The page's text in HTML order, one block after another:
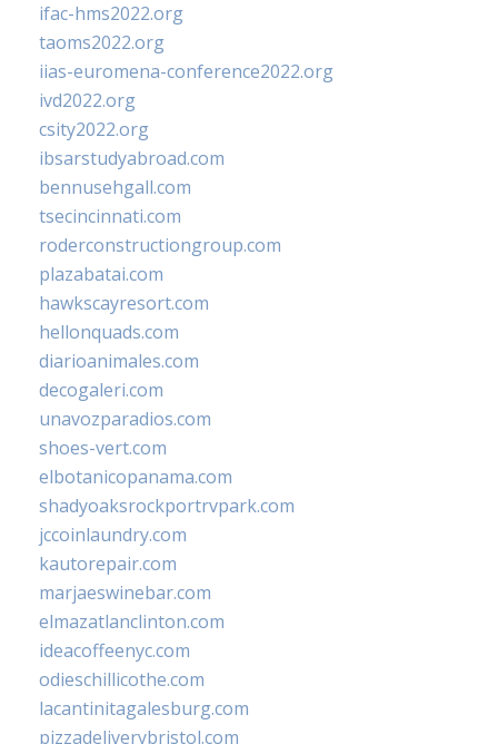
ifac-hms2022.org
taoms2022.org
iias-euromena-conference2022.org
ivd2022.org
csity2022.org
ibsarstudyabroad.com
bennusehgall.com
tsecincinnati.com
roderconstructiongroup.com
plazabatai.com
hawkscayresort.com
hellonquads.com
diarioanimales.com
decogaleri.com
unavozparadios.com
shoes-vert.com
elbotanicopanama.com
shadyoaksrockportrvpark.com
jccoinlaundry.com
kautorepair.com
marjaeswinebar.com
elmazatlanclinton.com
ideacoffeenyc.com
odieschillicothe.com
lacantinitagalesburg.com
pizzadeliverybristol.com